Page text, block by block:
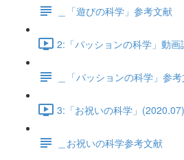
＿「遊びの科学」参考文献
2:「パッションの科学」動
＿「パッションの科学」参
3:「お祝いの科学」
＿お祝いの科学参考文献